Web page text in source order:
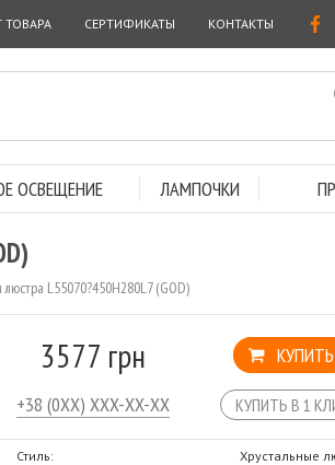
ТОВАРА СЕРТИФИКАТЫ КОНТАКТЫ
ОСВЕЩЕНИЕ ЛАМПОЧКИ
люстра L55070?450H280L7 (GOD)
3577 грн КУПИТЬ
КУПИТЬ В 1
Стиль:
Хрустальные